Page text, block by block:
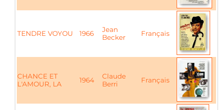
TENDRE VOYOU 1966
Jean
Becker
Français
CHANCE ET
L'AMOUR, LA
1964
Claude
Berri
Français